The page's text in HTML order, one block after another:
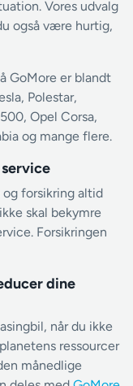
Vores udvalg
også være hurtig,
GoMore er blandt
Polestar,
Opel Corsa,
og mange flere.
og forsikring altid
skal bekymre
Forsikringen
dine
når du ikke
ressourcer
månedlige